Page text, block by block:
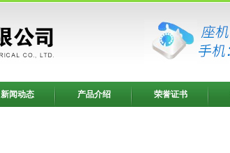
新闻动态 产品介绍 荣誉证书